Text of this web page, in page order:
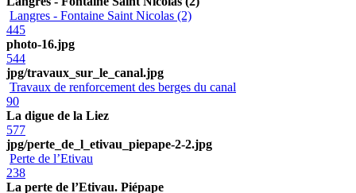
Langres - Fontaine Saint Nicolas (2)
445
photo-16.jpg
544
jpg/travaux_sur_le_canal.jpg
Travaux de renforcement des berges du canal
90
La digue de la Liez
577
jpg/perte_de_l_etivau_piepape-2-2.jpg
Perte de l’Etivau
238
La perte de l’Etivau. Piépape